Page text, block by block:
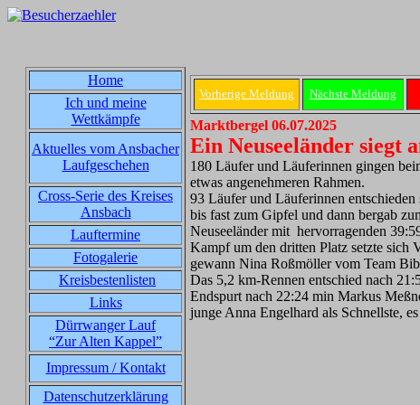
Home
Ich und meine
Wettkämpfe
Aktuelles vom Ansbacher
Laufgeschehen
Cross-Serie des Kreises
Ansbach
Lauftermine
Fotogalerie
Kreisbestenlisten
Links
Dürrwanger Lauf
“Zur Alten Kappel”
Impressum / Kontakt
Datenschutzerklärung
Vorherige Meldung Nächste Meldung
Marktbergel 06.07.2025
Ein Neuseeländer siegt
180 Läufer und Läuferinnen gingen
etwas angenehmeren Rahmen.
93 Läufer und Läuferinnen
bis fast zum Gipfel und dann bergab
Neuseeländer mit hervorragenden
Kampf um den dritten Platz setzte sich
gewann Nina Roßmöller vom Team
Das 5,2 km-Rennen entschied nach
Endspurt nach 22:24 min Markus
junge Anna Engelhard als Schnellste,